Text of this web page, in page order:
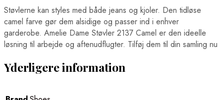
Støvlerne kan styles med både jeans og kjoler. Den tidløse
camel farve gør dem alsidige og passer ind i enhver
garderobe. Amelie Dame Støvler 2137 Camel er den ideelle
løsning til arbejde og aftenudflugter. Tilføj dem til din samling nu
Yderligere information